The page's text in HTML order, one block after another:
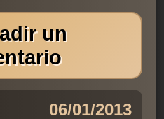
un
06/01/2013